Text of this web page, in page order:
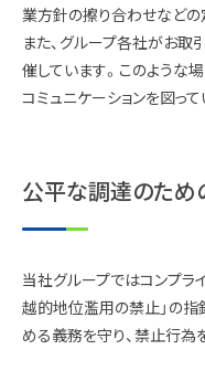
業方針の擦り合わせなどの
また、グループ各社がお
催しています。このような
コミュニケーションを図って
公平な調達のため
当社グループではコンプラ
越的地位濫用の禁止」の指
める義務を守り、禁止行為